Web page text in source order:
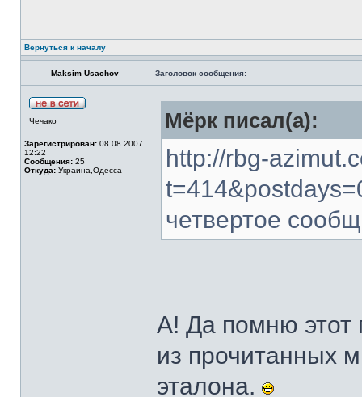
Вернуться к началу
Maksim Usachov Заголовок сообщения:
Чечако
Зарегистрирован: 08.08.2007
12:22
Сообщения: 25
Откуда: Украина,Одесса
Мёрк писал(а):
http://rbg-
четвертое
А! Да помню этот
из прочитанных
эталона.